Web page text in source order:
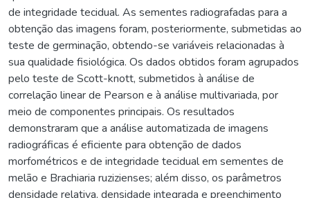
de integridade tecidual. As sementes radiografadas para a
obtenção das imagens foram, posteriormente, submetidas ao
teste de germinação, obtendo-se variáveis relacionadas à
sua qualidade fisiológica. Os dados obtidos foram agrupados
pelo teste de Scott-knott, submetidos à análise de
correlação linear de Pearson e à análise multivariada, por
meio de componentes principais. Os resultados
demonstraram que a análise automatizada de imagens
radiográficas é eficiente para obtenção de dados
morfométricos e de integridade tecidual em sementes de
melão e Brachiaria ruzizienses; além disso, os parâmetros
densidade relativa, densidade integrada e preenchimento